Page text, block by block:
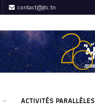
contact@jtc.tn
ACTIVITÉS PARALLÈLES